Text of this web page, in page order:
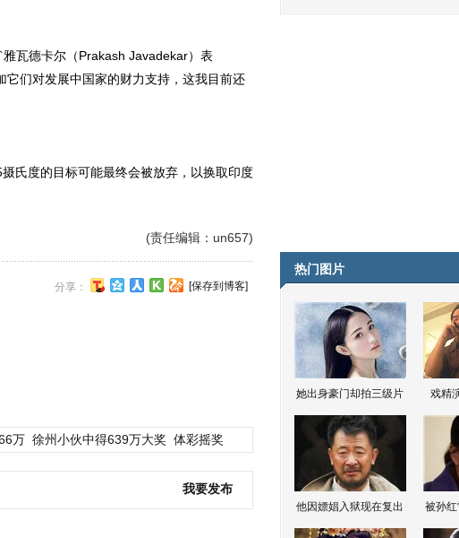
瓦德卡尔（Prakash Javadekar）表
它们对发展中国家的财力支持，这我目前还
度的目标可能最终会被放弃，以换取印度
(责任编辑：un657)
分享： [保存到博客]
万 徐州小伙中得639万大奖 体彩摇奖
我要发布
热门图片
她出身豪门却拍三级片 戏精
他因嫖娼入狱现在复出 被孙